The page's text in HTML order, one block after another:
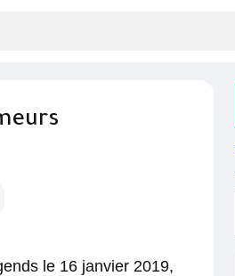
le 16 janvier 2019,